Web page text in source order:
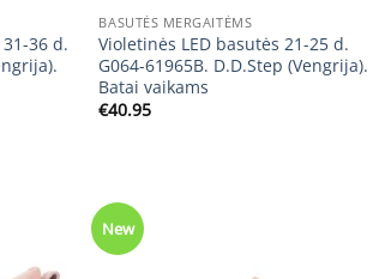
36 d.
BASUTĖS MERGAITĖMS
Violetinės LED basutės 21-25 d.
G064-61965B. D.D.Step (Vengrija).
Batai vaikams
€40.95
New